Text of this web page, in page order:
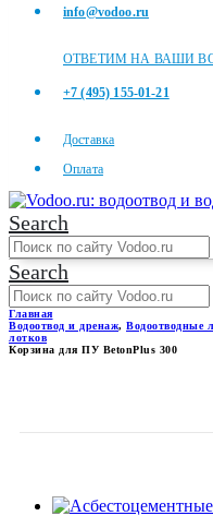
info@vodoo.ru
ОТВЕТИМ НА ВАШИ
+7 (495) 155-01-21
Доставка
Оплата
Search
Search
Главная
Водоотвод и дренаж, Водоотводные
лотков
Корзина для ПУ BetonPlus 300